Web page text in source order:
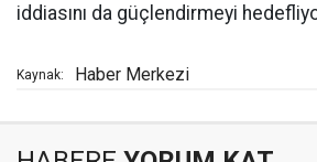
iddiasını da güçlendirmeyi
Kaynak: Haber Merkezi